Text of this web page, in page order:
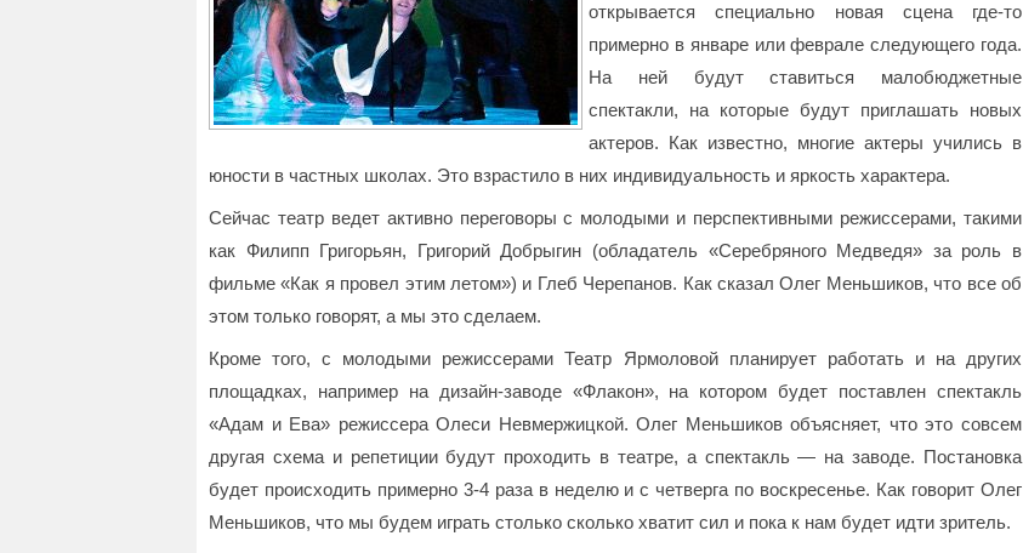
открывается специально новая сцена где-то
примерно в январе или феврале следующего года.
На ней будут ставиться малобюджетные
спектакли, на которые будут приглашать новых
актеров. Как известно, многие актеры учились в
юности в частных школах. Это взрастило в них индивидуальность и яркость характера.
Сейчас театр ведет активно переговоры с молодыми и перспективными режиссерами, такими
как Филипп Григорьян, Григорий Добрыгин (обладатель «Серебряного Медведя» за роль в
фильме «Как я провел этим летом») и Глеб Черепанов. Как сказал Олег Меньшиков, что все об
этом только говорят, а мы это сделаем.
Кроме того, с молодыми режиссерами Театр Ярмоловой планирует работать и на других
площадках, например на дизайн-заводе «Флакон», на котором будет поставлен спектакль
«Адам и Ева» режиссера Олеси Невмержицкой. Олег Меньшиков объясняет, что это совсем
другая схема и репетиции будут проходить в театре, а спектакль — на заводе. Постановка
будет происходить примерно 3-4 раза в неделю и с четверга по воскресенье. Как говорит Олег
Меньшиков, что мы будем играть столько сколько хватит сил и пока к нам будет идти зритель.